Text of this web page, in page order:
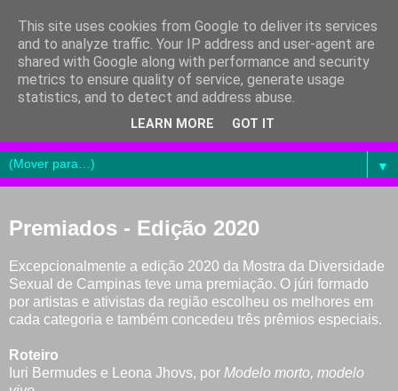
▼
Premiados - Edição 2020
Excepcionalmente a edição 2020 da Mostra da Diversidade
Sexual de Campinas teve uma premiação. O júri formado
por artistas e ativistas da região escolheu os melhores em
cada categoria e também concedeu três prêmios especiais.
Roteiro
Iuri Bermudes e Leona Jhovs, por Modelo morto, modelo
This site uses cookies from Google to deliver its services
and to analyze traffic. Your IP address and user-agent are
shared with Google along with performance and security
metrics to ensure quality of service, generate usage
statistics, and to detect and address abuse.
LEARN MORE GOT IT